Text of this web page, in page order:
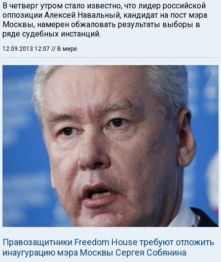
В четверг утром стало известно, что лидер российской
оппозиции Алексей Навальный, кандидат на пост мэра
Москвы, намерен обжаловать результаты выборы в
ряде судебных инстанций.
12.09.2013 12:07 // В мире
Правозащитники Freedom House требуют отложить
инаугурацию мэра Москвы Сергея Собянина